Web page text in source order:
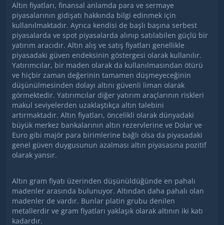
Altın fiyatları, finansal anlamda para ve sermaye
piyasalarının gidişatı hakkında bilgi edinmek için
kullanılmaktadır. Ayrıca kendisi de başlı başına serbest
piyasalarda ve spot piyasalarda alınıp satılabilen güçlü bir
yatırım aracıdır. Altın alış ve satış fiyatları genellikle
piyasadaki güven endeksinin göstergesi olarak kullanılır.
Yatırımcılar, bir maden olarak da kullanılmasından ötürü
ve hiçbir zaman değerinin tamamen düşmeyeceğinin
düşünülmesinden dolayı altını güvenli liman olarak
görmektedir. Yatırımcılar diğer yatırım araçlarının riskleri
makul seviyelerden uzaklaştıkça altın talebini
artırmaktadır. Altın fiyatları, öncelikli olarak dünyadaki
büyük merkez bankalarının altın rezervlerine ve Dolar ve
Euro gibi majör para birimlerine bağlı olsa da piyasadaki
genel güven duygusunun azalması altın piyasasına pozitif
olarak yansır.
Altın gram fiyatı üzerinden düşünüldüğünde en pahalı
madenler arasında bulunuyor. Altından daha pahalı olan
madenler de vardır. Bunlar platin grubu denilen
metallerdir ve gram fiyatları yaklaşık olarak altının iki katı
kadardır.